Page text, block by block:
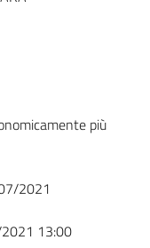
più
2021
13:00